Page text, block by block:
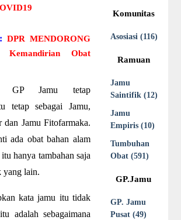
DPR MENDORONG
Obat
GP Jamu tetap
tetap sebagai Jamu,
dan Jamu Fitofarmaka.
ada obat bahan alam
hanya tambahan saja
yang lain.
kata jamu itu tidak
adalah sebagaimana
Komunitas
Asosiasi (116)
Ramuan
Jamu
Saintifik (12)
Jamu
Empiris (10)
Tumbuhan
Obat (591)
GP.Jamu
GP. Jamu
Pusat (49)